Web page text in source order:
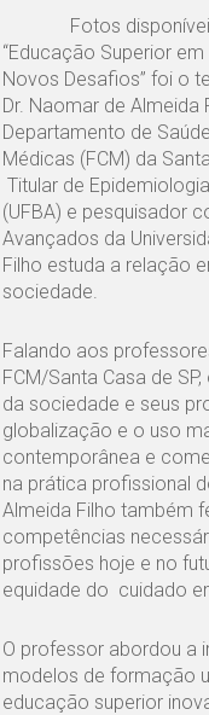
Fotos
“Educação Superior
Novos Desafios” foi o
Dr. Naomar de
Departamento de
Médicas (FCM) da
Titular de
(UFBA) e pesquisador
Avançados da
Filho estuda a relação
sociedade.
Falando aos
FCM/Santa Casa de
da sociedade e seus
globalização e o uso
contemporânea e
na prática profissional
Almeida Filho também
competências
profissões hoje e no
equidade do cuidado
O professor abordou a
modelos de formação
educação superior